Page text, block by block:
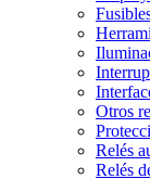
Otros
Relés
Relés